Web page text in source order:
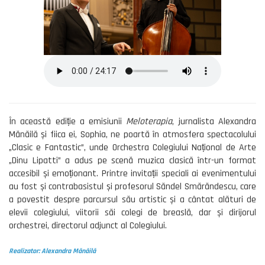
În această ediție a emisiunii Meloterapia, jurnalista Alexandra
Mănăilă și fiica ei, Sophia, ne poartă în atmosfera spectacolului
„Clasic e Fantastic”, unde Orchestra Colegiului Național de Arte
„Dinu Lipatti” a adus pe scenă muzica clasică într-un format
accesibil și emoționant. Printre invitații speciali ai evenimentului
au fost și contrabasistul și profesorul Săndel Smărăndescu, care
a povestit despre parcursul său artistic și a cântat alături de
elevii colegiului, viitorii săi colegi de breaslă, dar și dirijorul
orchestrei, directorul adjunct al Colegiului.
Realizator: Alexandra Mănăilă